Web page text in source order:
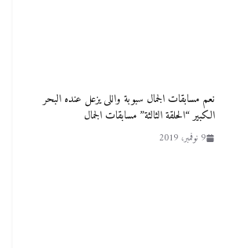
نعم مسابقات الجمال سبوبة واللى يزعل عنده البحر
الكبير “الحلقة الثالثة” مسابقات الجمال
9 نوفمبر، 2019